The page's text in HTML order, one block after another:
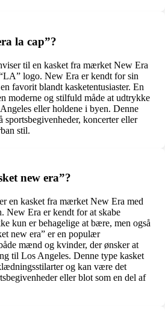
la cap”?
til en kasket fra mærket New Era
logo. New Era er kendt for sin
favorit blandt kasketentusiaster. En
moderne og stilfuld måde at udtrykke
eller holdene i byen. Denne
sportsbegivenheder, koncerter eller
stil.
new era”?
en kasket fra mærket New Era med
New Era er kendt for at skabe
kun er behagelige at bære, men også
new era” er en populær
mænd og kvinder, der ønsker at
til Los Angeles. Denne type kasket
og kan være det
eller blot som en del af